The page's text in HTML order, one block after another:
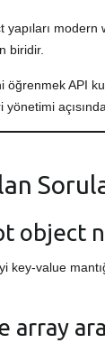
yapıları
biridir.
öğrenmek API
object
key-value
array